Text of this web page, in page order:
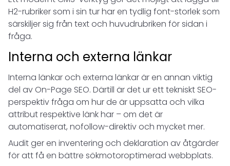
H2-rubriker som i sin tur har en tydlig font-storlek som
särskiljer sig från text och huvudrubriken för sidan i
fråga.
Interna och externa länkar
Interna länkar och externa länkar är en annan viktig
del av On-Page SEO. Därtill är det ur ett tekniskt SEO-
perspektiv fråga om hur de är uppsatta och vilka
attribut respektive länk har – om det är
automatiserat, nofollow-direktiv och mycket mer.
Audit ger en inventering och deklaration av åtgärder
för att få en bättre sökmotoroptimerad webbplats.